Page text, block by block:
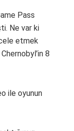
Pass
Ne var ki
etmek
8
ile oyunun